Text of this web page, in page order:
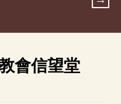
會信望堂